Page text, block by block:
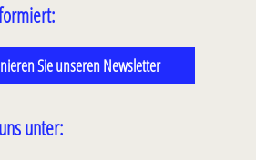
Sie unseren Newsletter
unter: